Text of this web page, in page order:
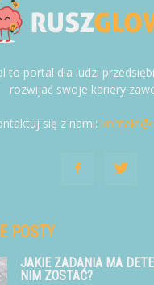
to portal dla ludzi
rozwijać swoje kariery
się z nami:
POSTY
JAKIE ZADANIA MA
NIM ZOSTAĆ?